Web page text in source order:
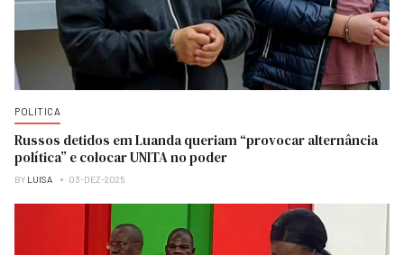
POLITICA
Russos detidos em Luanda queriam “provocar alternância
política” e colocar UNITA no poder
BY LUISA 03-DEZ-2025